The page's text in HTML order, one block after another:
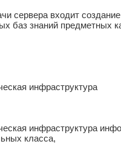
сервера входит
баз знаний предметных
инфраструктура
инфраструктура
класса,